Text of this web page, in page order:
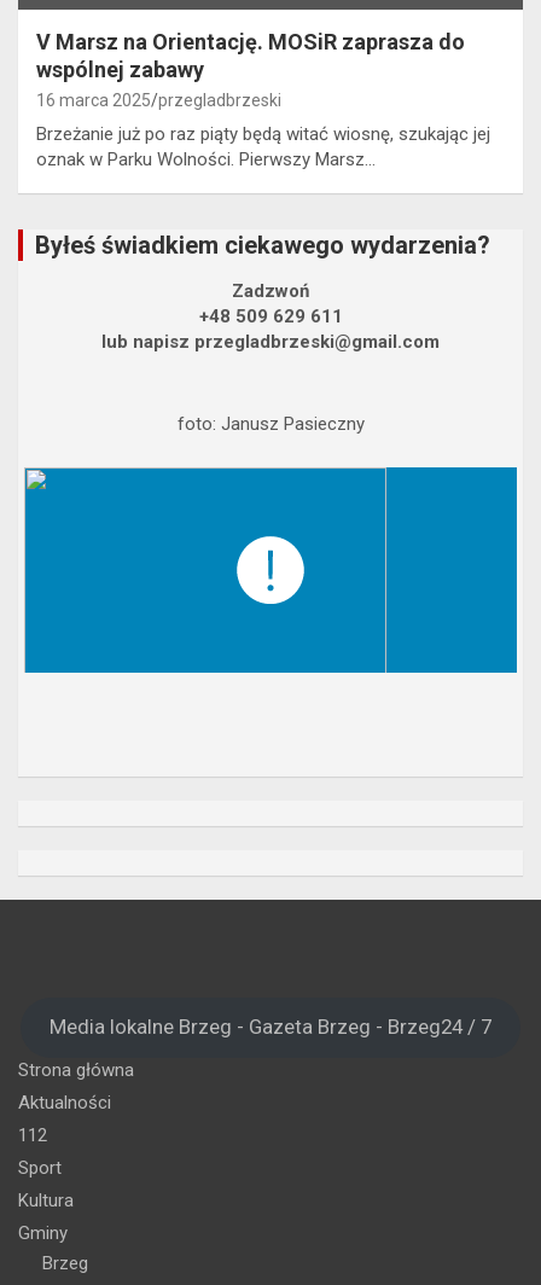
V Marsz na Orientację. MOSiR zaprasza do
wspólnej zabawy
16 marca 2025 przegladbrzeski
Brzeżanie już po raz piąty będą witać wiosnę, szukając jej
oznak w Parku Wolności. Pierwszy Marsz…
Byłeś świadkiem ciekawego wydarzenia?
Zadzwoń
+48 509 629 611
lub napisz przegladbrzeski@gmail.com
foto: Janusz Pasieczny
Media lokalne Brzeg - Gazeta Brzeg - Brzeg24 / 7
Strona główna
Aktualności
112
Sport
Kultura
Gminy
Brzeg